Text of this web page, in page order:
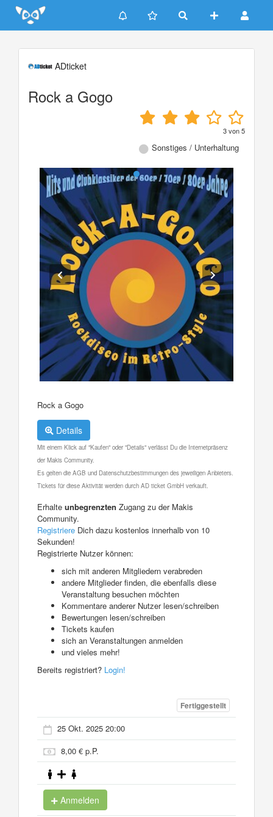
Update cookies preferences
ADticket
Rock a Gogo
3von5
Sonstiges / Unterhaltung
Rock a Gogo
Details
Mit einem Klick auf "Kaufen" oder "Details" verlässt Du die Internetpräsenz
der Makis Community.
Es gelten die AGB und Datenschutzbestimmungen des jeweiligen Anbieters.
Tickets für diese Aktivität werden durch AD ticket GmbH verkauft.
Erhalte unbegrenzten Zugang zu der Makis
Community.
Registriere Dich dazu kostenlos innerhalb von 10
Sekunden!
Registrierte Nutzer können:
sich mit anderen Mitgliedern verabreden
andere Mitglieder finden, die ebenfalls diese
Veranstaltung besuchen möchten
Kommentare anderer Nutzer lesen/schreiben
Bewertungen lesen/schreiben
Tickets kaufen
sich an Veranstaltungen anmelden
und vieles mehr!
Bereits registriert? Login!
Fertiggestellt
25 Okt. 2025 20:00
8,00 € p.P.
Anmelden